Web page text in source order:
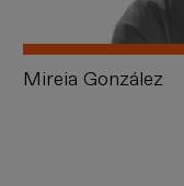
Mireia González